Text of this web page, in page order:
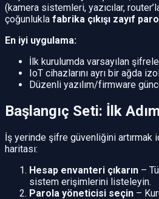
(kamera sistemleri, yazıcılar,
çoğunlukla fabrika çıkışı zayıf
En iyi uygulama:
İlk kurulumda varsayılan
IoT cihazlarını ayrı bir ağda
Düzenli yazılım/firmware
Başlangıç Seti: İlk
İş yerinde şifre güvenliğini artırmak
haritası:
Hesap envanteri çıkarın –
sistem erişimlerini listeleyin.
Parola yöneticisi seçin –